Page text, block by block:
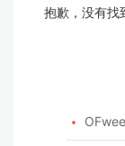
抱歉，没有找
